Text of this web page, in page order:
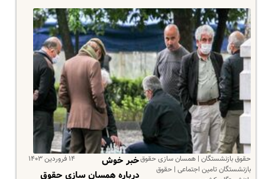
حقوق بازنشستگان | همسان سازی حقوق
بازنشستگان تامین اجتماعی | حقوق
۱۴ فروردین ۱۴۰۳
خبر خوش
درباره همسان سازی حقوق